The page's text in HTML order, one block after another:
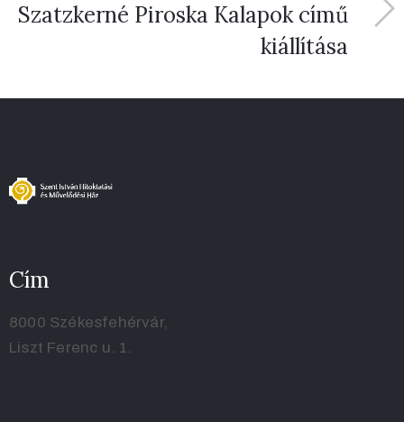
Szatzkerné Piroska Kalapok című
kiállítása
Cím
8000 Székesfehérvár,
Liszt Ferenc u. 1.